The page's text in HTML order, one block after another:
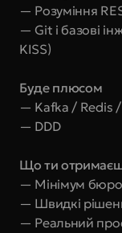
— Розуміння
— Git і базові
KISS)
Буде плюсом
— Kafka / Redis
— DDD
Що ти
— Мінімум
— Швидкі
— Реальний